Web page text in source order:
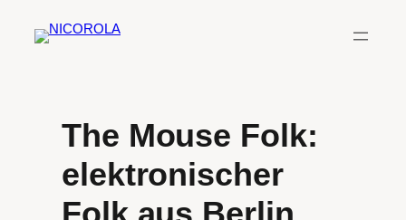
Inhalt
The Mouse Folk:
elektronischer